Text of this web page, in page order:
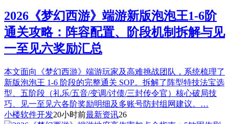
2026《梦幻西游》端游新版泡泡王1-6阶
通关攻略：阵容配置、阶段机制拆解与见
一至见六奖励汇总
本文面向《梦幻西游》端游玩家及高难挑战团队，系统梳理了
新版泡泡王 1-6 阶段的完整通关 SOP。拆解了阵型特技法宝选
型、五阶段（礼乐/五音/变调/讨债/三封传令官）核心破局技
巧、见一至见六各阶奖励明细及多账号防封组网建议。…
小楼软件开发20小时前最新资讯26